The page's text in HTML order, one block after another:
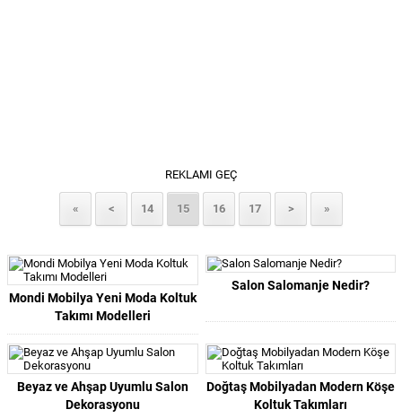
REKLAMI GEÇ
« < 14 15 16 17 > »
Mondi Mobilya Yeni Moda Koltuk
Takımı Modelleri
Salon Salomanje Nedir?
Beyaz ve Ahşap Uyumlu Salon
Dekorasyonu
Doğtaş Mobilyadan Modern Köşe
Koltuk Takımları